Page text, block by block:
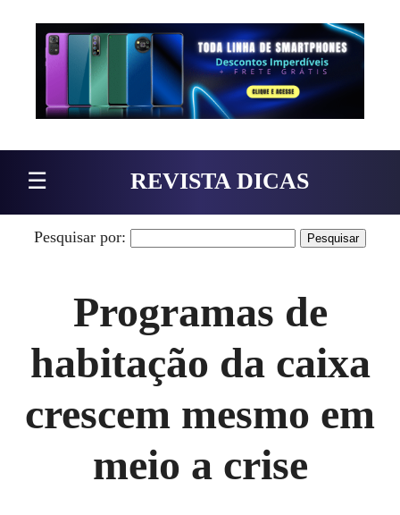
Pular para o conteúdo
☰ REVISTA DICAS
Pesquisar por:
Programas de
habitação da caixa
crescem mesmo em
meio a crise